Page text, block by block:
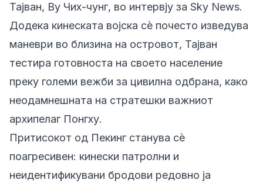
Тајван, Ву Чих-чунг, во интервју за Sky News.
Додека кинеската војска сè почесто изведува
маневри во близина на островот, Тајван
тестира готовноста на своето население
преку големи вежби за цивилна одбрана, како
неодамнешната на стратешки важниот
архипелаг Понгху.
Притисокот од Пекинг станува сè
поагресивен: кинески патролни и
неидентификувани бродови редовно ја